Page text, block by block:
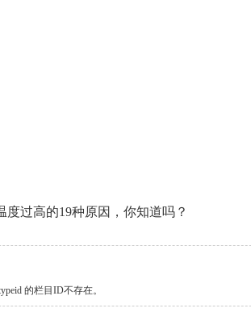
度过高的19种原因，你知道吗？
的栏目ID不存在。